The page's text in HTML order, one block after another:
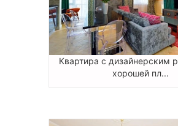
Квартира с дизайнерским
хорошей пл...